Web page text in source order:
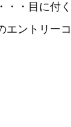
・・目に付
エントリー